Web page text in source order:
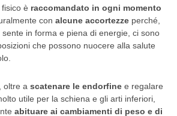
fisico è raccomandato in ogni momento
con alcune accortezze perché,
in forma e piena di energie, ci sono
che possono nuocere alla salute
oltre a scatenare le endorfine e regalare
utile per la schiena e gli arti inferiori,
abituare ai cambiamenti di peso e di